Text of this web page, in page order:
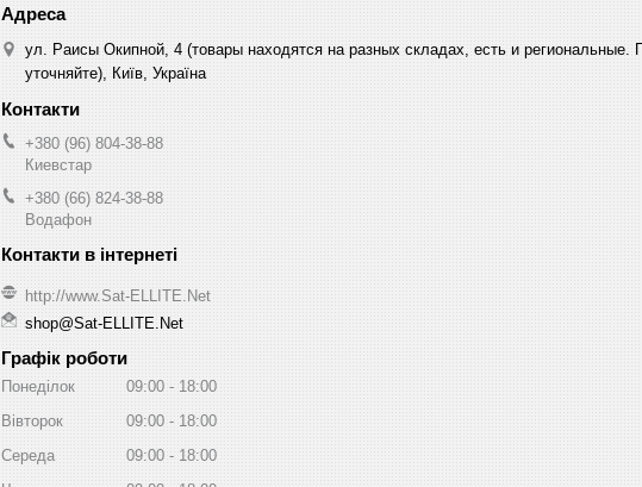
ул. Раисы Окипной, 4 (товары находятся на разных складах, есть и
уточняйте), Київ, Україна
+380 (96) 804-38-88
Киевстар
+380 (66) 824-38-88
Водафон
http://www.Sat-ELLITE.Net
shop@Sat-ELLITE.Net
Графік роботи
Понеділок 09:00
18:00
Вівторок
09:00
18:00
Середа
09:00
18:00